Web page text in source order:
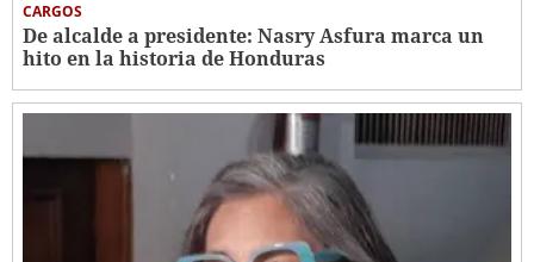
CARGOS
De alcalde a presidente: Nasry Asfura marca un
hito en la historia de Honduras